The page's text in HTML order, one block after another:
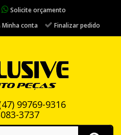
Solicite orçamento
Minha conta Finalizar pedido
99769-9316
3737